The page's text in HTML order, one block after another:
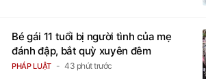
Bé gái 11 tuổi bị người tình của mẹ
đánh đập, bắt quỳ xuyên đêm
PHÁP LUẬT 43 phút trước